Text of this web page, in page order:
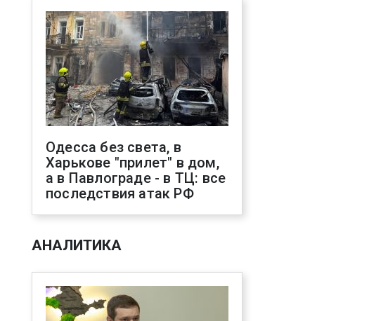
Одесса без света, в
Харькове "прилет" в дом,
а в Павлограде - в ТЦ: все
последствия атак РФ
АНАЛИТИКА